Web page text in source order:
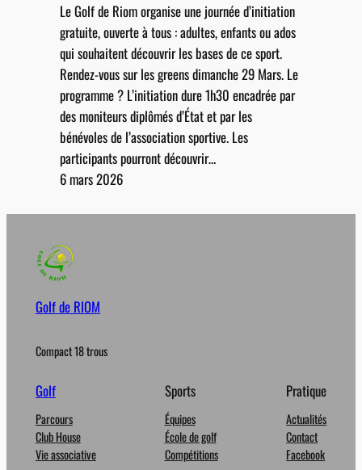
Le Golf de Riom organise une journée d’initiation
gratuite, ouverte à tous : adultes, enfants ou ados
qui souhaitent découvrir les bases de ce sport.
Rendez-vous sur les greens dimanche 29 Mars. Le
programme ? L’initiation dure 1h30 encadrée par
des moniteurs diplômés d’État et par les
bénévoles de l’association sportive. Les
participants pourront découvrir…
6 mars 2026
Golf de RIOM
Compact 18 trous
Golf
Parcours
Club House
Vie associative
Sports
Équipes
École de golf
Compétitions
Pratique
Actualités
Contact
Facebook